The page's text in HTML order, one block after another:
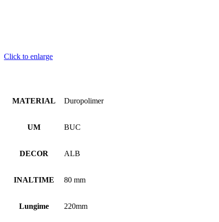
Click to enlarge
MATERIAL Duropolimer
UM BUC
DECOR ALB
INALTIME 80 mm
Lungime 220mm